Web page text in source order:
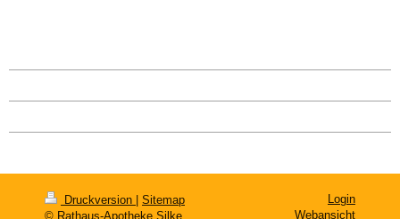
Druckversion
Sitemap
© Rathaus-Apotheke Silke
Login
Webansicht